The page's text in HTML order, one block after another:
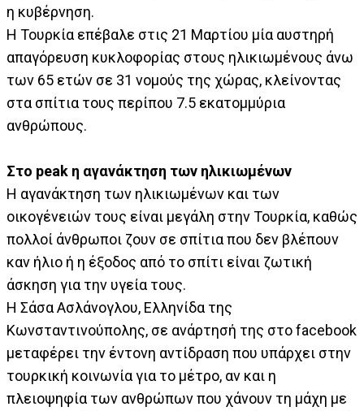
η κυβέρνηση.
Η Τουρκία επέβαλε στις 21 Μαρτίου μία αυστηρή
απαγόρευση κυκλοφορίας στους ηλικιωμένους άνω
των 65 ετών σε 31 νομούς της χώρας, κλείνοντας
στα σπίτια τους περίπου 7.5 εκατομμύρια
ανθρώπους.
Στο peak η αγανάκτηση των ηλικιωμένων
Η αγανάκτηση των ηλικιωμένων και των
οικογένειών τους είναι μεγάλη στην Τουρκία, καθώς
πολλοί άνθρωποι ζουν σε σπίτια που δεν βλέπουν
καν ήλιο ή η έξοδος από το σπίτι είναι ζωτική
άσκηση για την υγεία τους.
Η Σάσα Ασλάνογλου, Ελληνίδα της
Κωνσταντινούπολης, σε ανάρτησή της στο facebook
μεταφέρει την έντονη αντίδραση που υπάρχει στην
τουρκική κοινωνία για το μέτρο, αν και η
πλειοψηφία των ανθρώπων που χάνουν τη μάχη με